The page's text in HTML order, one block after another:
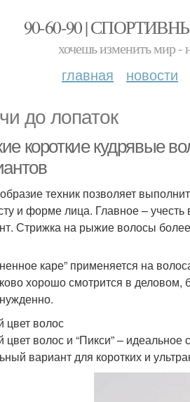
90-60-90 |
хочешь изменить мир -
главная новости
до лопаток
короткие кудрявые
техник позволяет
и форме лица. Главное –
Стрижка на рыжие волосы
каре” применяется на
хорошо смотрится в деловом,
цвет волос
волос и “Пикси” –
вариант для коротких и